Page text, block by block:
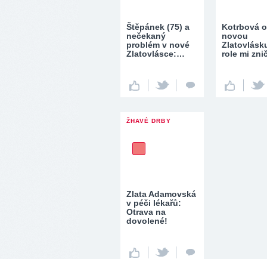
Štěpánek (75) a
nečekaný
problém v nové
Zlatovlásce:…
Kotrbová
novou
role mi
ŽHAVÉ DRBY
Zlata Adamovská
v péči lékařů:
Otrava na
dovolené!